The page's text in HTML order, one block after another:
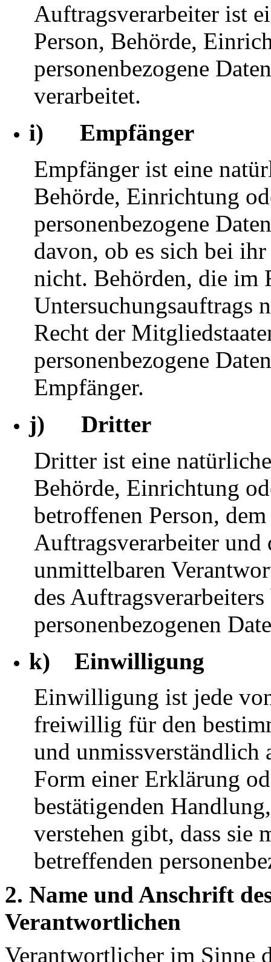
Auftragsverarbeiter ist
Person, Behörde,
personenbezogene
verarbeitet.
i) Empfänger
Empfänger ist eine
Behörde, Einrichtung
personenbezogene
davon, ob es sich bei
nicht. Behörden, die im
Untersuchungsauftrags
Recht der
personenbezogene
Empfänger.
j) Dritter
Dritter ist eine
Behörde, Einrichtung
betroffenen Person,
Auftragsverarbeiter und
unmittelbaren
des
personenbezogenen
k) Einwilligung
Einwilligung ist jede
freiwillig für den
und unmissverständlich
Form einer Erklärung
bestätigenden
verstehen gibt, dass sie
betreffenden
2. Name und Anschrift
Verantwortlichen
Verantwortlicher im Sinne